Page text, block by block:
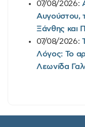
07/08/2026:
Αυγούστου,
Ξάνθης και
07/08/2026:
Λόγος: Το
Λεωνίδα